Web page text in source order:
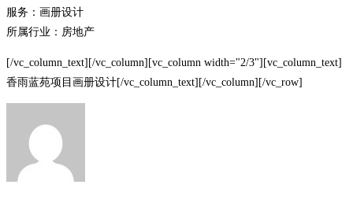
服务：画册设计
所属行业：房地产
[/vc_column_text][/vc_column][vc_column width="2/3"][vc_column_text]
香雨蓝苑项目画册设计[/vc_column_text][/vc_column][/vc_row]